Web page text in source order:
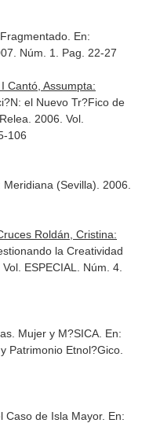
En:
Núm. 1. Pag. 22-27
Cantó, Assumpta:
el Nuevo Tr?Fico de
. 2006. Vol.
106
Meridiana (Sevilla) . 2006.
Roldán, Cristina:
la Creatividad
ESPECIAL. Núm. 4.
Mujer y M?SICA. En:
Patrimonio Etnol?Gico.
Caso de Isla Mayor. En: